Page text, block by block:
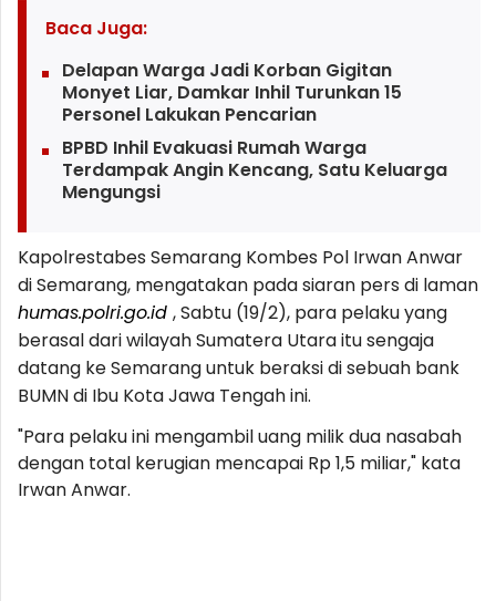
Baca Juga:
Delapan Warga Jadi Korban Gigitan
Monyet Liar, Damkar Inhil Turunkan 15
Personel Lakukan Pencarian
BPBD Inhil Evakuasi Rumah Warga
Terdampak Angin Kencang, Satu Keluarga
Mengungsi
Kapolrestabes Semarang Kombes Pol Irwan Anwar
di Semarang, mengatakan pada siaran pers di laman
humas.polri.go.id , Sabtu (19/2), para pelaku yang
berasal dari wilayah Sumatera Utara itu sengaja
datang ke Semarang untuk beraksi di sebuah bank
BUMN di Ibu Kota Jawa Tengah ini.
"Para pelaku ini mengambil uang milik dua nasabah
dengan total kerugian mencapai Rp 1,5 miliar," kata
Irwan Anwar.